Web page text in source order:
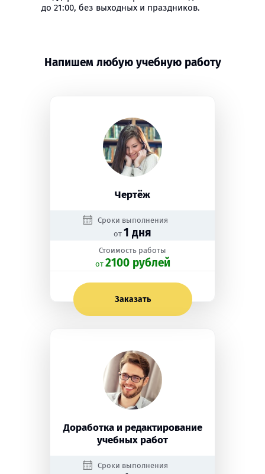
до 21:00, без выходных и праздников.
Напишем любую учебную работу
Чертёж
Сроки выполнения
от 1 дня
Стоимость работы
oт 2100 рублей
Заказать
Доработка и редактирование
учебных работ
Сроки выполнения